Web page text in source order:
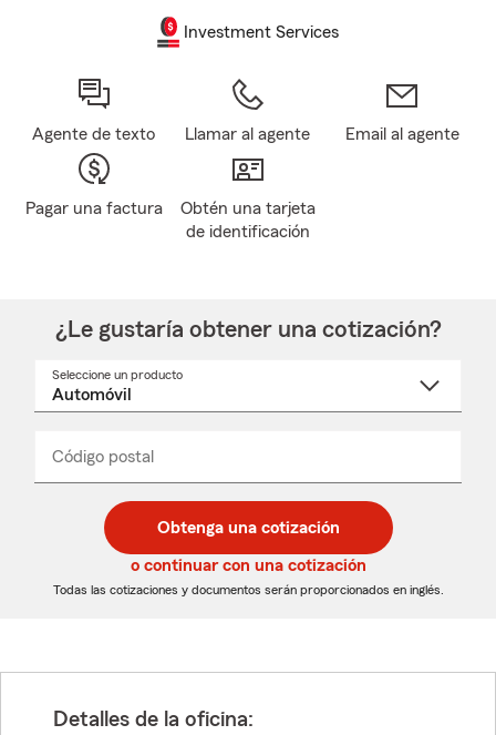
Investment Services
Agente de texto Llamar al agente Email al agente
Pagar una factura
Obtén una tarjeta
de identificación
¿Le gustaría obtener una cotización?
Seleccione un producto
desplegable
Código postal
de
5
dígitos
de
5
dígitos
_____
Obtenga una cotización
o continuar con una cotización
Todas las cotizaciones y documentos serán proporcionados en inglés.
Detalles de la oficina: